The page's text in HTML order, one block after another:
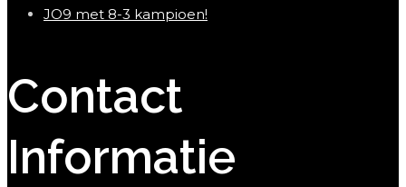
JO9 met 8-3 kampioen!
Contact
Informatie